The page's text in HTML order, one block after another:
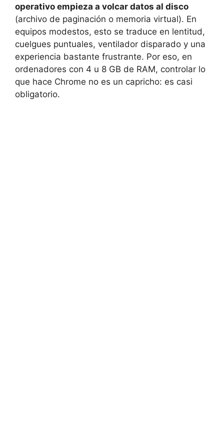
operativo empieza a volcar datos al disco
(archivo de paginación o memoria virtual). En
equipos modestos, esto se traduce en lentitud,
cuelgues puntuales, ventilador disparado y una
experiencia bastante frustrante. Por eso, en
ordenadores con 4 u 8 GB de RAM, controlar lo
que hace Chrome no es un capricho: es casi
obligatorio.